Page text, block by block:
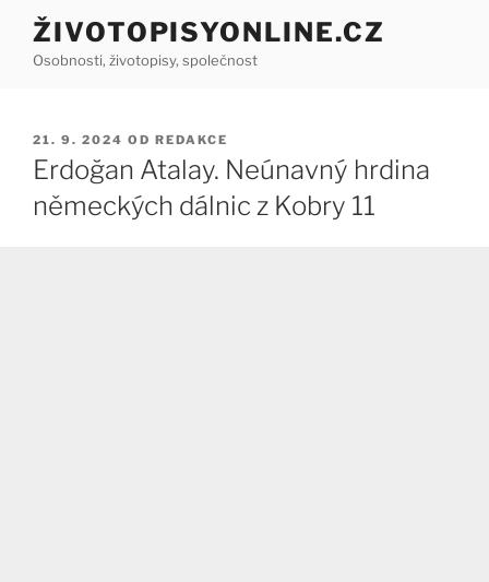
Přejít
obsahu
ŽIVOTOPISYONLINE.CZ
Osobnosti, životopisy, společnost
PUBLIKOVÁNO
21. 9. 2024 OD REDAKCE
Erdoğan Atalay. Neúnavný hrdina
německých dálnic z Kobry 11